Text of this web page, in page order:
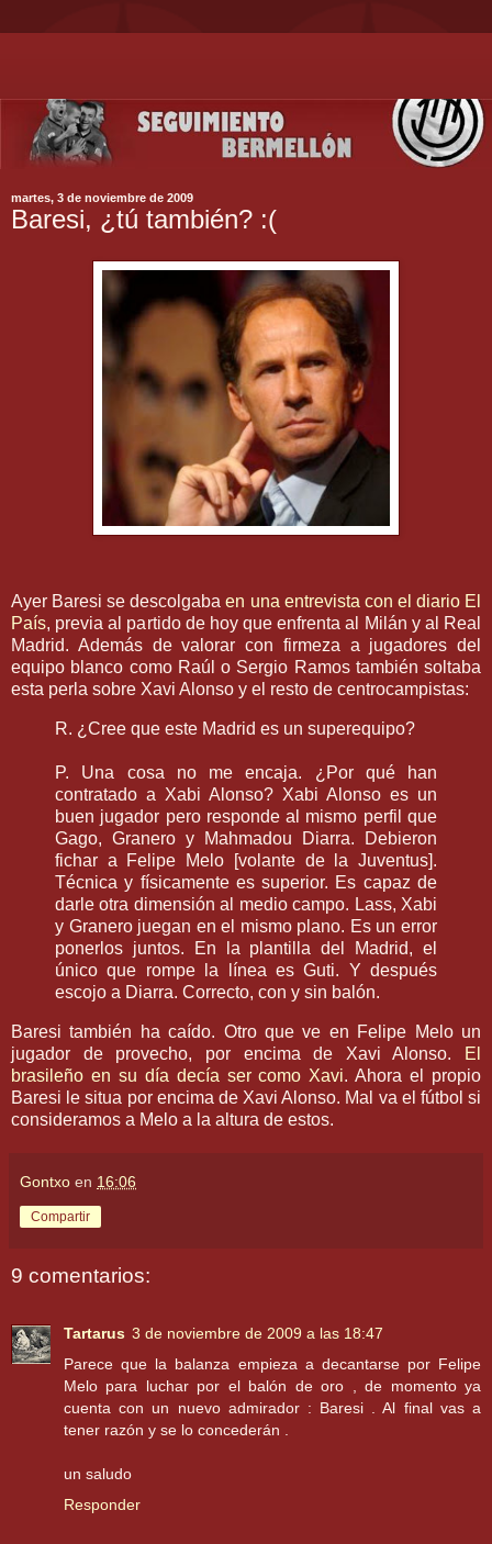
martes, 3 de noviembre de 2009
Baresi, ¿tú también? :(
Ayer Baresi se descolgabaen una entrevista con el diario El
País, previa al partido de hoy que enfrenta al Milán y al Real
Madrid. Además de valorar con firmeza a jugadores del
equipo blanco como Raúl o Sergio Ramos también soltaba
esta perla sobre Xavi Alonso y el resto de centrocampistas:
R. ¿Cree que este Madrid es un superequipo?
P. Una cosa no me encaja. ¿Por qué han
contratado a Xabi Alonso? Xabi Alonso es un
buen jugador pero responde al mismo perfil que
Gago, Granero y
Mahmadou Diarra. Debieron
fichar a Felipe Melo [volante de laJuventus].
Técnica y físicamente es superior. Es capaz de
darle otra dimensión al medio campo. Lass, Xabi
y Granero juegan en el mismo plano. Es un error
ponerlos juntos. En la plantilla del Madrid, el
único que rompe la línea esGuti. Y después
escojo a Diarra. Correcto, con y sin balón.
Baresi también ha caído. Otro que ve en Felipe Meloun
jugador de provecho, por encima de Xavi Alonso.
El
brasileño en su día decía ser como Xavi. Ahora el propio
Baresi lesitua por encima de Xavi Alonso. Mal va el fútbol si
consideramos a Melo a la altura de estos.
Gontxo en 16:06
Compartir
9 comentarios:
Tartarus 3 de noviembre de 2009 a las 18:47
Parece que la balanza empieza a decantarse por Felipe
Melo para luchar por el balón de oro , de momento ya
cuenta con un nuevo admirador : Baresi . Al final vas a
tener razón y se lo concederán .
un saludo
Responder